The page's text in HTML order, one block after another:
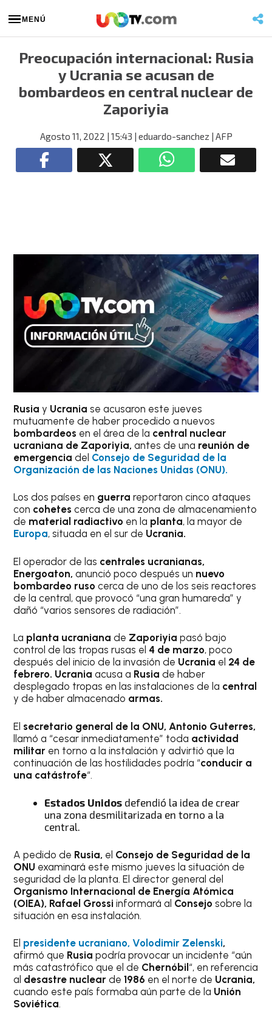
MENÚ
Preocupación internacional: Rusia
y Ucrania se acusan de
bombardeos en central nuclear de
Zaporiyia
Agosto 11, 2022 | 15:43 | eduardo-sanchez | AFP
Rusiay Ucraniase acusaron este jueves
mutuamente de haber procedido a nuevos
bombardeos en el área de la central nuclear
ucraniana de Zaporiyia,antes de una reunión de
emergenciadel Consejo de Seguridad de la
Organización de las Naciones Unidas (ONU).
Los dos países en guerrareportaron cinco ataques
con cohetescerca de una zona de almacenamiento
de material radiactivo en la planta, la mayor de
Europa, situada en el sur de Ucrania.
El operador de las centrales ucranianas,
Energoaton,anunció poco después un nuevo
bombardeo rusocerca de uno de los seis reactores
de la central, que provocó “una gran humareda” y
dañó “varios sensores de radiación”.
La planta ucranianade Zaporiyiapasó bajo
control de las tropas rusas el 4 de marzo, poco
después del inicio de la invasión de Ucrania el 24 de
febrero. Ucraniaacusa a Rusiade haber
desplegado tropas en las instalaciones de la central
y de haber almacenado armas.
El secretario general de la ONU, Antonio Guterres,
llamó a “cesar inmediatamente” toda actividad
militar en torno a la instalación y advirtió que la
continuación de las hostilidades podría “conducir a
una catástrofe“.
Estados Unidos defendió la idea de crear
una zona desmilitarizada en torno a la
central.
A pedido de Rusia, el Consejo de Seguridad de la
ONU examinará este mismo jueves la situación de
seguridad de la planta. El director general del
Organismo Internacional de Energía Atómica
(OIEA), Rafael Grossiinformará al Consejosobre la
situación en esa instalación.
El presidente ucraniano, Volodimir Zelenski,
afirmó que Rusiapodría provocar un incidente “aún
más catastrófico que el de Chernóbil “, en referencia
al desastre nuclearde1986 en el norte de Ucrania,
cuando este país formaba aún parte de la Unión
Soviética.